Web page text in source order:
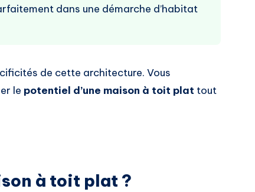
dans une démarche d’habitat
de cette architecture. Vous
le potentiel d’une maison à toit plat tout
à toit plat ?